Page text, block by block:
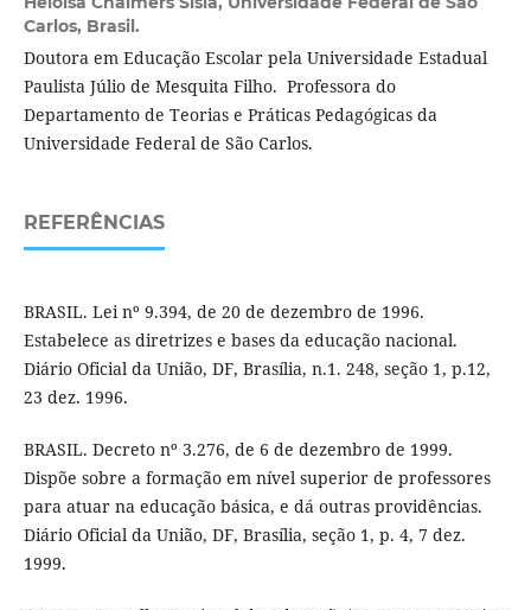
Carlos, Brasil.
Doutora em Educação Escolar pela Universidade Estadual
Paulista Júlio de Mesquita Filho. Professora do
Departamento de Teorias e Práticas Pedagógicas da
Universidade Federal de São Carlos.
REFERÊNCIAS
BRASIL. Lei nº 9.394, de 20 de dezembro de 1996.
Estabelece as diretrizes e bases da educação nacional.
Diário Oficial da União, DF, Brasília, n.1. 248, seção 1, p.12,
23 dez. 1996.
BRASIL. Decreto nº 3.276, de 6 de dezembro de 1999.
Dispõe sobre a formação em nível superior de professores
para atuar na educação básica, e dá outras providências.
Diário Oficial da União, DF, Brasília, seção 1, p. 4, 7 dez.
1999.